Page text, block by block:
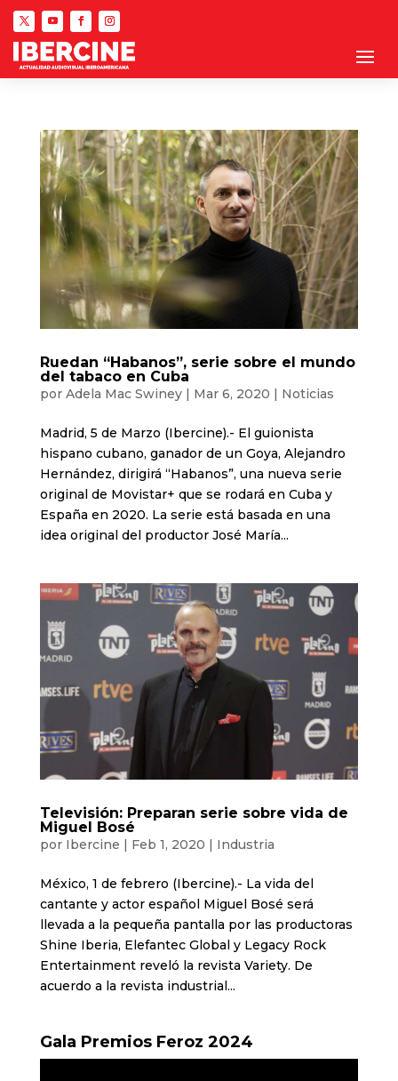
Ruedan “Habanos”, serie sobre el mundo
del tabaco en Cuba
por Adela Mac Swiney| Mar 6, 2020 | Noticias
Madrid, 5 de Marzo (Ibercine).- El guionista
hispano cubano, ganador de un Goya, Alejandro
Hernández, dirigirá “Habanos”, una nueva serie
original de Movistar+ que se rodará en Cuba y
España en 2020. La serie está basada en una
idea original del productor José María...
Televisión: Preparan serie sobre vida de
Miguel Bosé
por Ibercine Feb 1, 2020 Industria
México, 1 de febrero (Ibercine).- La vida del
cantante y actor español Miguel Bosé será
llevada a la pequeña pantalla por las productoras
Shine Iberia, Elefantec Global y Legacy Rock
Entertainment reveló la revista Variety. De
acuerdo a la revista industrial...
Gala Premios Feroz 2024